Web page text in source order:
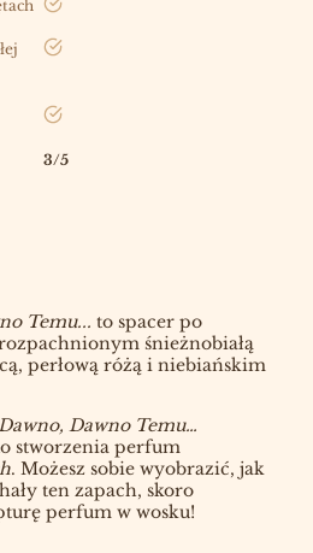
tak
tak
tak
3/5
Temu... to spacer po
śnieżnobiałą
perłową różą i niebiańskim
Dawno Temu…
stworzenia perfum
. Możesz sobie wyobrazić, jak
ten zapach, skoro
perfum w wosku!